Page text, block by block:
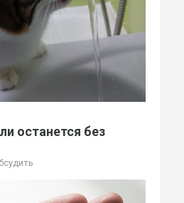
останется без